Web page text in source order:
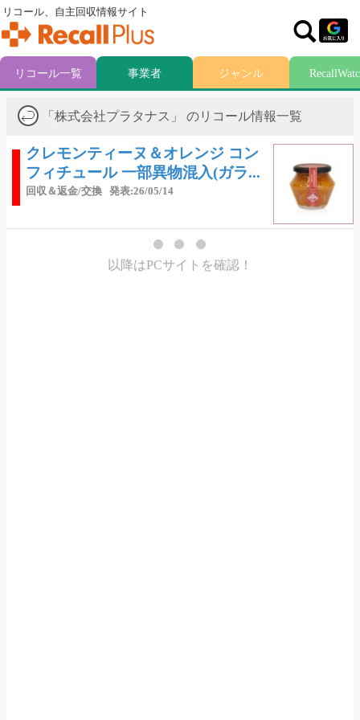
「株式会社プラタナス」 のリコール情報一覧
クレモンティーヌ＆オレンジ コン
フィチュール 一部異物混入(ガラ...
回収＆返金/交換 発表:26/05/14
以降はPCサイトを確認！
リコール、自主回収情報サイト
リコール一覧 事業者 ジャンル